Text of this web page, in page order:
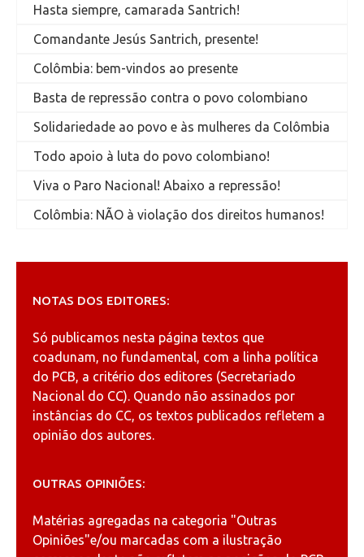
Hasta siempre, camarada Santrich!
Comandante Jesús Santrich, presente!
Colômbia: bem-vindos ao presente
Basta de repressão contra o povo colombiano
Solidariedade ao povo e às mulheres da Colômbia
Todo apoio à luta do povo colombiano!
Viva o Paro Nacional! Abaixo a repressão!
Colômbia: NÃO à violação dos direitos humanos!
NOTAS DOS EDITORES:
Só publicamos nesta página textos que
coadunam, no fundamental, com a linha política
do PCB, a critério dos editores (Secretariado
Nacional do CC). Quando não assinados por
instâncias do CC, os textos publicados refletem a
opinião dos autores.
OUTRAS OPINIÕES:
Matérias agregadas na categoria "Outras
Opiniões"e/ou marcadas com a ilustração